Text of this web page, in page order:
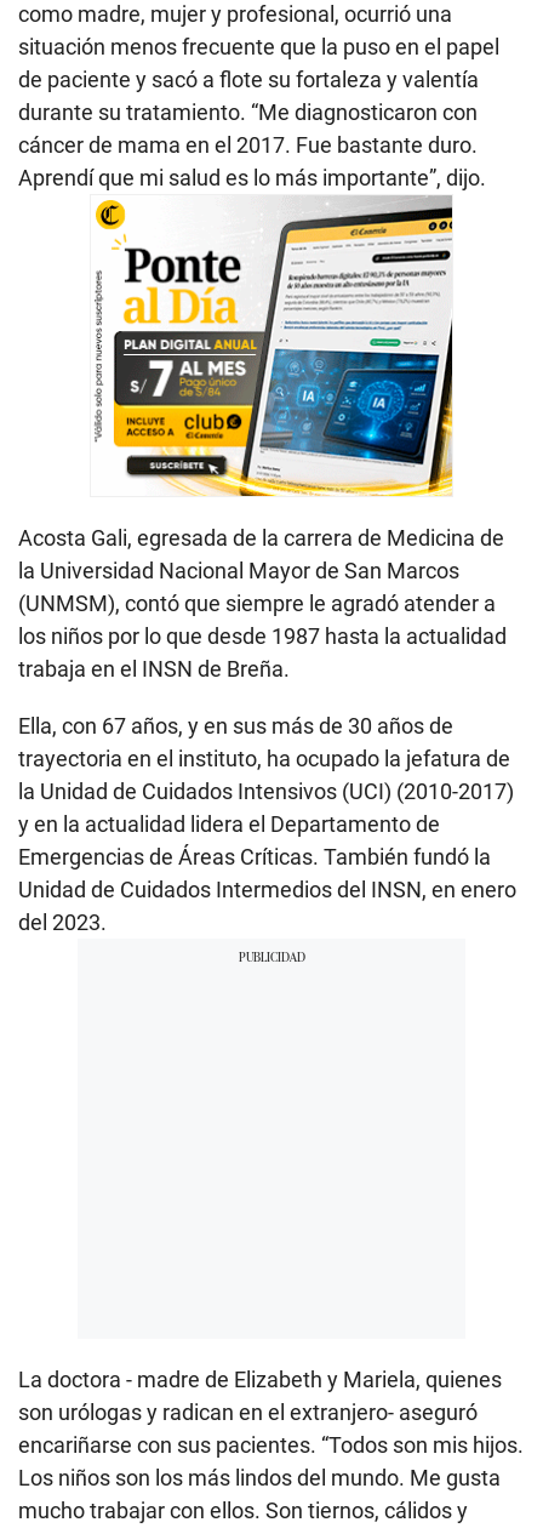
como madre, mujer y profesional, ocurrió una
situación menos frecuente que la puso en el papel
de paciente y sacó a flote su fortaleza y valentía
durante su tratamiento. “Me diagnosticaron con
cáncer de mama en el 2017. Fue bastante duro.
Aprendí que mi salud es lo más importante”, dijo.
Acosta Gali, egresada de la carrera de Medicina de
la Universidad Nacional Mayor de San Marcos
(UNMSM), contó que siempre le agradó atender a
los niños por lo que desde 1987 hasta la actualidad
trabaja en el INSN de Breña.
Ella, con 67 años, y en sus más de 30 años de
trayectoria en el instituto, ha ocupado la jefatura de
la Unidad de Cuidados Intensivos (UCI) (2010-2017)
y en la actualidad lidera el Departamento de
Emergencias de Áreas Críticas. También fundó la
Unidad de Cuidados Intermedios del INSN, en enero
del 2023.
La doctora - madre de Elizabeth y Mariela, quienes
son urólogas y radican en el extranjero- aseguró
encariñarse con sus pacientes. “Todos son mis hijos.
Los niños son los más lindos del mundo. Me gusta
mucho trabajar con ellos. Son tiernos, cálidos y